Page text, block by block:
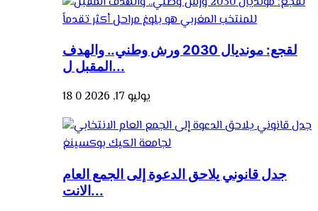
لقجع: مونديال 2030 ورش وطني.. والهدف
المقبل ل...
يوليو 17, 2026 0
18
جدل قانوني يلاحق الدعوة إلى الجمع العام
الانت...